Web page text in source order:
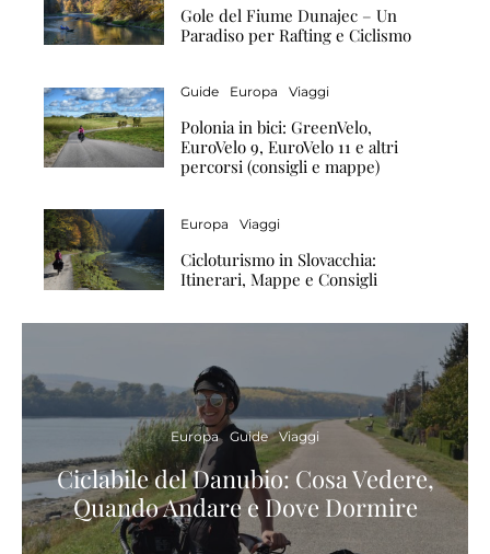
Gole del Fiume Dunajec – Un
Paradiso per Rafting e Ciclismo
Guide Europa Viaggi
Polonia in bici: GreenVelo,
EuroVelo 9, EuroVelo 11 e altri
percorsi (consigli e mappe)
Europa Viaggi
Cicloturismo in Slovacchia:
Itinerari, Mappe e Consigli
Europa Guide Viaggi
Ciclabile del Danubio: Cosa Vedere,
Quando Andare e Dove Dormire